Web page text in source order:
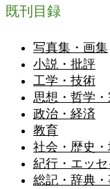
既刊目録
写真集・画集
小説・批評
工学・技術
思想・哲学
政治・経済
教育
社会・歴史
紀行・エッセ
総記・辞典